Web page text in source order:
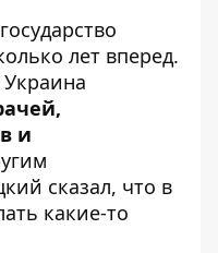
лет вперед.
и
сказал, что в
какие-то